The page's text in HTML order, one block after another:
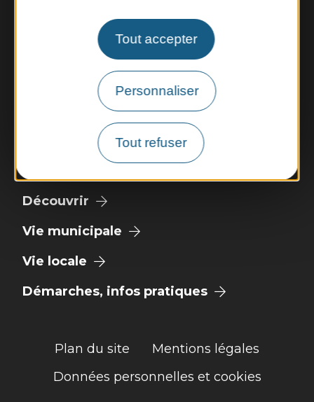
Tout accepter
Personnaliser
Tout refuser
Lundi et mardi de 8h45 à 12h30 et de 14h
Jeudi et vendredi de 8h45 à 12h30
Nous contacter
Panneau pocket
Découvrir
Vie municipale
Vie locale
Démarches, infos pratiques
Plan du site
Mentions légales
Données personnelles et cookies